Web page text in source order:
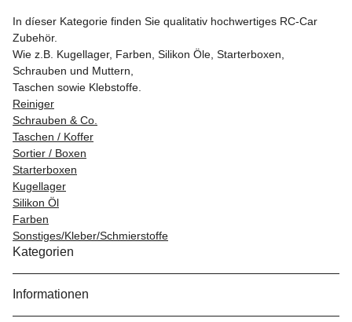
In díeser Kategorie finden Sie qualitativ hochwertiges RC-Car
Zubehör.
Wie z.B. Kugellager, Farben, Silikon Öle, Starterboxen,
Schrauben und Muttern,
Taschen sowie Klebstoffe.
Reiniger
Schrauben & Co.
Taschen / Koffer
Sortier / Boxen
Starterboxen
Kugellager
Silikon Öl
Farben
Sonstiges/Kleber/Schmierstoffe
Kategorien
Informationen